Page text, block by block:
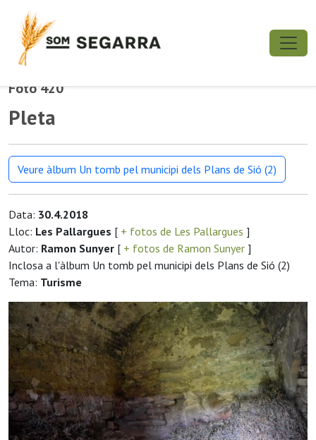
Foto 420
Pleta
Veure àlbum Un tomb pel municipi dels Plans de Sió (2)
Data: 30.4.2018
Lloc: Les Pallargues [ + fotos de Les Pallargues ]
Autor: Ramon Sunyer [ + fotos de Ramon Sunyer ]
Inclosa a l'àlbum Un tomb pel municipi dels Plans de Sió (2)
Tema: Turisme